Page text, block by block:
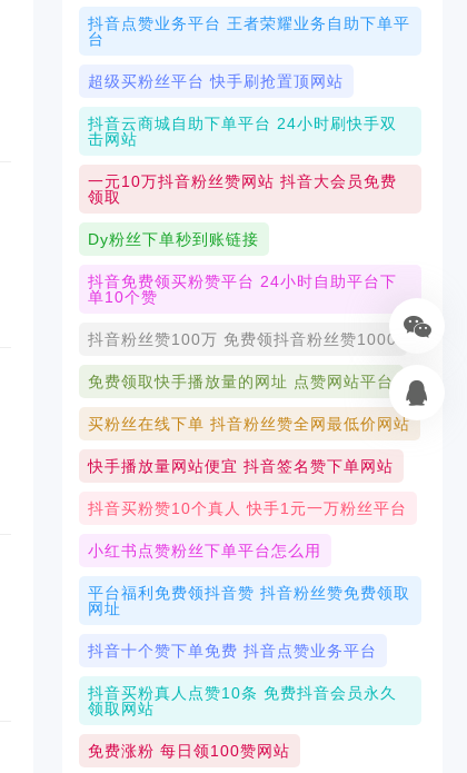
抖音点赞业务平台 王者荣耀业务自助下单平
台
超级买粉丝平台 快手刷抢置顶网站
抖音云商城自助下单平台 24小时刷快手双
击网站
一元10万抖音粉丝赞网站 抖音大会员免费
领取
Dy粉丝下单秒到账链接
抖音免费领买粉赞平台 24小时自助平台下
单10个赞
抖音粉丝赞100万 免费领抖音粉丝赞1000
免费领取快手播放量的网址 点赞网站平台
买粉丝在线下单 抖音粉丝赞全网最低价网站
快手播放量网站便宜 抖音签名赞下单网站
抖音买粉赞10个真人 快手1元一万粉丝平台
小红书点赞粉丝下单平台怎么用
平台福利免费领抖音赞 抖音粉丝赞免费领取
网址
抖音十个赞下单免费 抖音点赞业务平台
抖音买粉真人点赞10条 免费抖音会员永久
领取网站
免费涨粉 每日领100赞网站